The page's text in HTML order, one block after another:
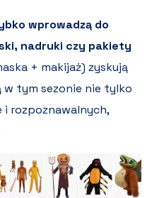
wprowadzą do
nadruki czy pakiety
+ makijaż) zyskują
tym sezonie nie tylko
i rozpoznawalnych,